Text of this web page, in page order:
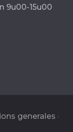
9u00-15u00
generales